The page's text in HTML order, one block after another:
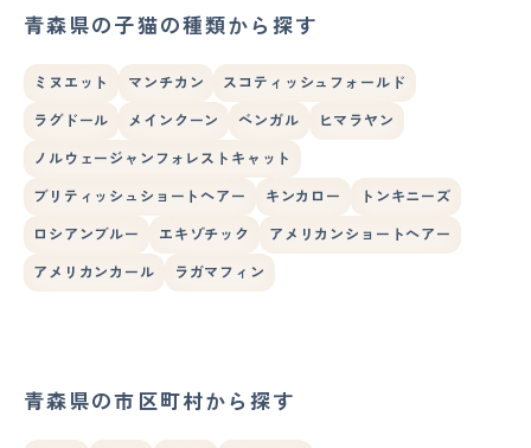
青森県の子猫の種類から探す
ミヌエット マンチカン スコティッシュフォールド
ラグドール メインクーン ベンガル ヒマラヤン
ノルウェージャンフォレストキャット
ブリティッシュショートヘアー キンカロー トンキニーズ
ロシアンブルー エキゾチック アメリカンショートヘアー
アメリカンカール ラガマフィン
青森県の市区町村から探す